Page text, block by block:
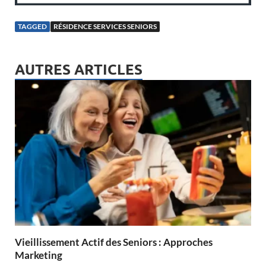
TAGGED RÉSIDENCE SERVICES SENIORS
AUTRES ARTICLES
Vieillissement Actif des Seniors : Approches
Marketing